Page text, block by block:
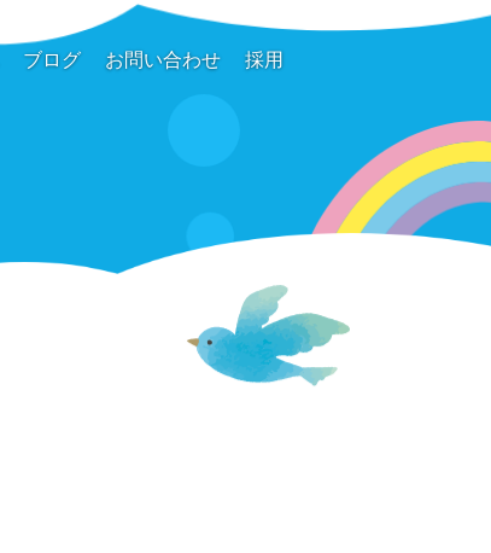
ブログ お問い合わせ 採用